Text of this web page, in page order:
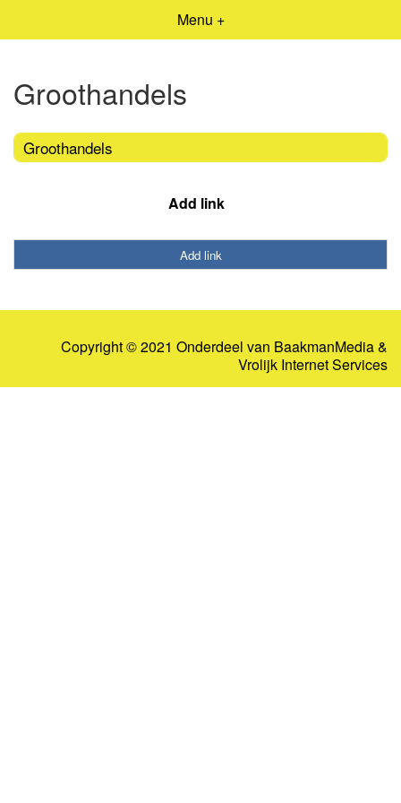
Menu +
Groothandels
Groothandels
Add link
Add link
Copyright © 2021 Onderdeel van BaakmanMedia&
Vrolijk Internet Services